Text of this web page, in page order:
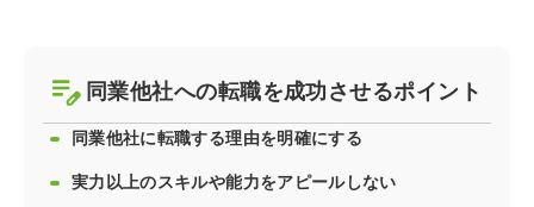
同業他社への転職を成功させるポイント
同業他社に転職する理由を明確にする
実力以上のスキルや能力をアピールしない